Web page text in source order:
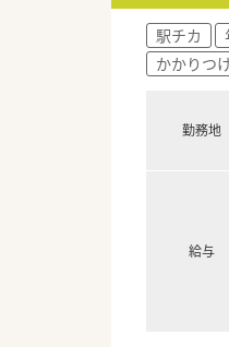
駅チカ
かかりつ
勤務地
給与